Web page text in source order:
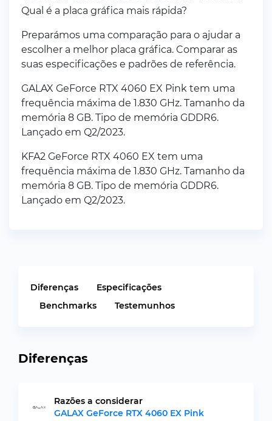
Qual é a placa gráfica mais rápida?
Preparámos uma comparação para o ajudar a
escolher a melhor placa gráfica. Comparar as
suas especificações e padrões de referência.
GALAX GeForce RTX 4060 EX Pink tem uma
frequência máxima de 1.830 GHz. Tamanho da
memória 8 GB. Tipo de memória GDDR6.
Lançado em Q2/2023.
KFA2 GeForce RTX 4060 EX tem uma
frequência máxima de 1.830 GHz. Tamanho da
memória 8 GB. Tipo de memória GDDR6.
Lançado em Q2/2023.
Diferenças
Especificações
Benchmarks
Testemunhos
Diferenças
Razões a considerar
GALAX GeForce RTX 4060 EX Pink